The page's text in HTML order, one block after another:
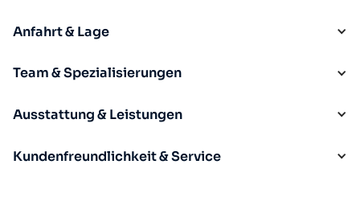
Anfahrt & Lage
Team & Spezialisierungen
Ausstattung & Leistungen
Kundenfreundlichkeit & Service